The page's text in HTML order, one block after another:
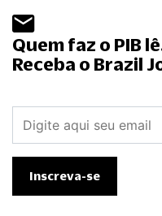
Quem faz o PIB
Receba o Brazil